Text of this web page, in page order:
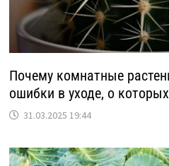
Почему комнатные
ошибки в уходе, о
31.03.2025 19:44